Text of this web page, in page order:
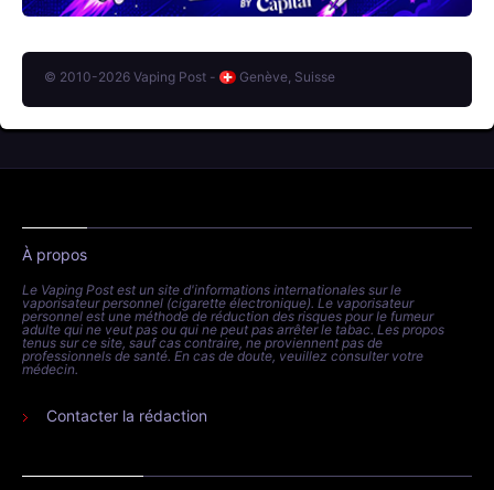
© 2010-2026 Vaping Post - Genève, Suisse
À propos
Le Vaping Post est un site d'informations internationales sur le
vaporisateur personnel (cigarette électronique). Le vaporisateur
personnel est une méthode de réduction des risques pour le fumeur
adulte qui ne veut pas ou qui ne peut pas arrêter le tabac. Les propos
tenus sur ce site, sauf cas contraire, ne proviennent pas de
professionnels de santé. En cas de doute, veuillez consulter votre
médecin.
Contacter la rédaction